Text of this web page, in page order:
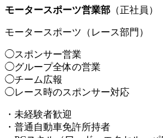
モータースポーツ営業部 （正社員）
モータースポーツ（レース部門）
◯スポンサー営業
◯グループ全体の営業
◯チーム広報
◯レース時のスポンサー対応
・未経験者歓迎
・普通自動車免許所持者